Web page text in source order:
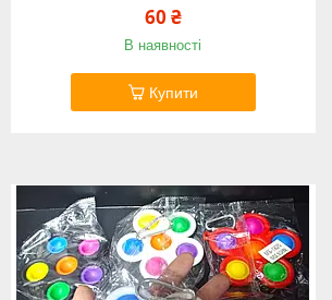
60 ₴
В наявності
Купити